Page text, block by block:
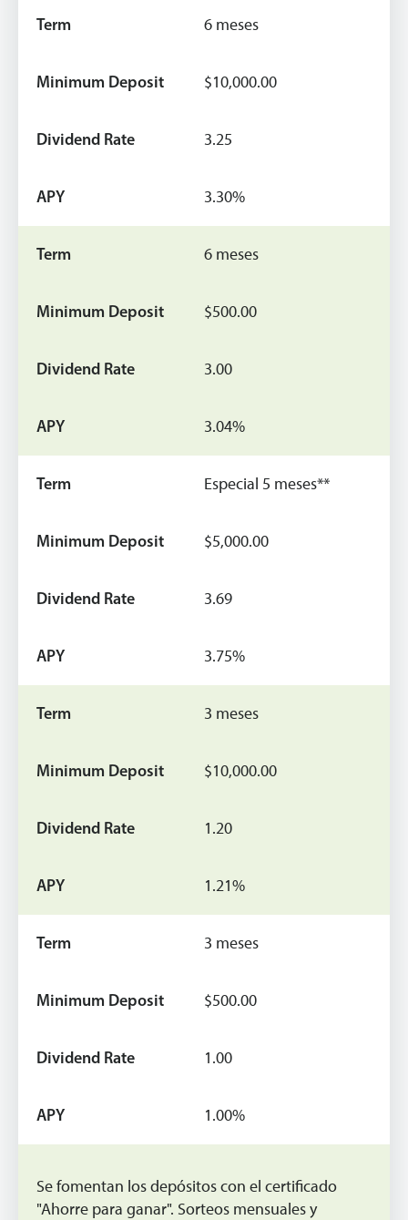
6 meses
$10,000.00
3.25
3.30%
6 meses
$500.00
3.00
3.04%
Especial 5 meses**
$5,000.00
3.69
3.75%
3 meses
$10,000.00
1.20
1.21%
3 meses
$500.00
1.00
1.00%
Se fomentan los depósitos con el certificado
"Ahorre para ganar". Sorteos mensuales y